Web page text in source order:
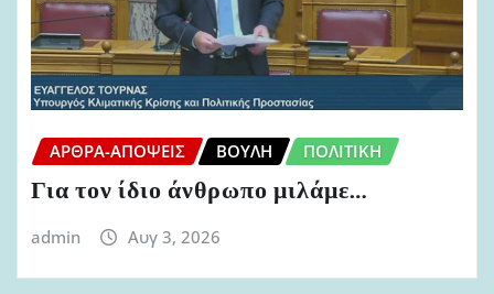
ΆΡΘΡΑ-ΑΠΌΨΕΙΣ ΒΟΥΛΉ ΠΟΛΙΤΙΚΉ
Για τον ίδιο άνθρωπο μιλάμε…
admin Αυγ 3, 2026